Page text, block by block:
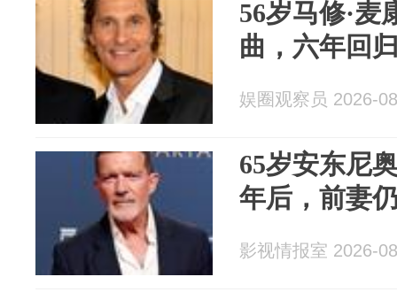
56岁马修·麦
曲，六年回
娱圈观察员 2026-
65岁安东尼
年后，前妻
影视情报室 2026-